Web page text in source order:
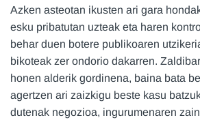
Azken asteotan ikusten ari gara
esku pribatutan uzteak eta haren
behar duen botere publikoaren
bikoteak zer ondorio dakarren.
honen alderik gordinena, baina bata
agertzen ari zaizkigu beste kasu
dutenak negozioa, ingurumenaren